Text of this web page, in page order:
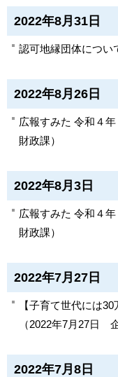
2022年8月31日
認可地縁団体につい
2022年8月26日
広報すみた 令和４年
財政課）
2022年8月3日
広報すみた 令和４年
財政課）
2022年7月27日
【子育て世代には
（2022年7月27日
2022年7月8日